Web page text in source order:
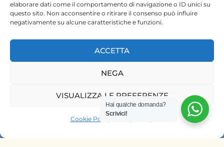
elaborare dati come il comportamento di navigazione o ID unici su
questo sito. Non acconsentire o ritirare il consenso può influire
negativamente su alcune caratteristiche e funzioni.
ACCETTA
NEGA
VISUALIZZA LE PREFERENZE
Cookie Policy
Hai qualche domanda?
Scrivici!